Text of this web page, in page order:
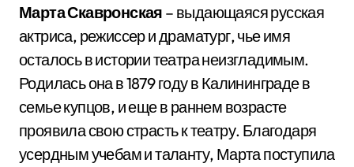
Марта Скавронская – выдающаяся русская
актриса, режиссер и драматург, чье имя
осталось в истории театра неизгладимым.
Родилась она в 1879 году в Калининграде в
семье купцов, и еще в раннем возрасте
проявила свою страсть к театру. Благодаря
усердным учебам и таланту, Марта поступила